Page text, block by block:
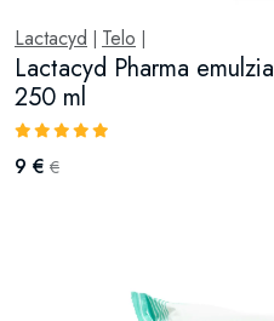
Lactacyd Telo
Lactacyd Pharma
250 ml
9 € €